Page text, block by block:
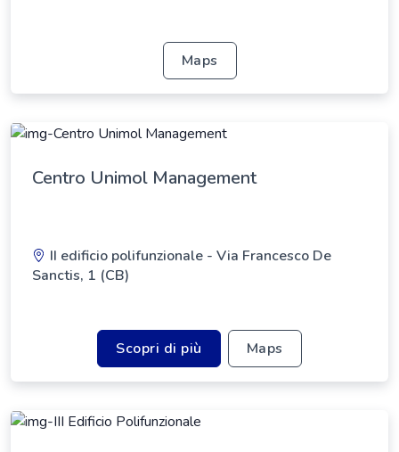
Maps
Centro Unimol Management
II edificio polifunzionale - Via Francesco De
Sanctis, 1 (CB)
Scopri di più Maps